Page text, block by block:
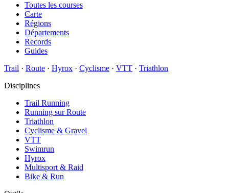
Toutes les courses
Carte
Régions
Départements
Records
Guides
Trail · Route · Hyrox · Cyclisme · VTT · Triathlon
Disciplines
Trail Running
Running sur Route
Triathlon
Cyclisme & Gravel
VTT
Swimrun
Hyrox
Multisport & Raid
Bike & Run